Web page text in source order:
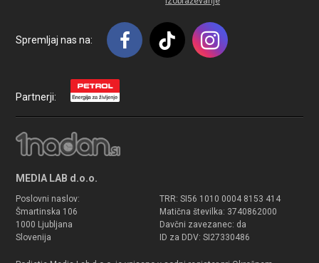
Spremljaj nas na:
Partnerji:
MEDIA LAB d.o.o.
Poslovni naslov:
Šmartinska 106
1000 Ljubljana
Slovenija
TRR: SI56 1010 0004 8153 414
Matična številka: 3740862000
Davčni zavezanec: da
ID za DDV: SI27330486